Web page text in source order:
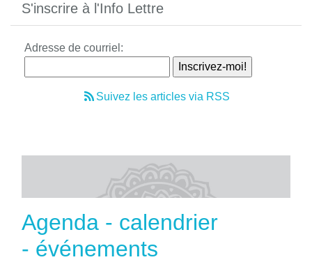
S'inscrire à l'Info Lettre
Adresse de courriel:
Suivez les articles via RSS
Agenda - calendrier
- événements